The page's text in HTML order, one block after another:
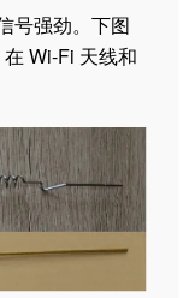
号强劲。下图
Wi-Fi 天线和